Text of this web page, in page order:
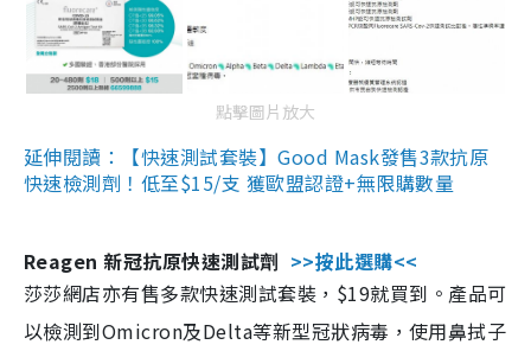
點擊圖片放大
延伸閱讀：【快速測試套裝】Good Mask發售3款抗原
快速檢測劑！低至$15/支 獲歐盟認證+無限購數量
Reagen 新冠抗原快速測試劑 >>按此選購<<
莎莎網店亦有售多款快速測試套裝，$19就買到。產品可
以檢測到Omicron及Delta等新型冠狀病毒，使用鼻拭子